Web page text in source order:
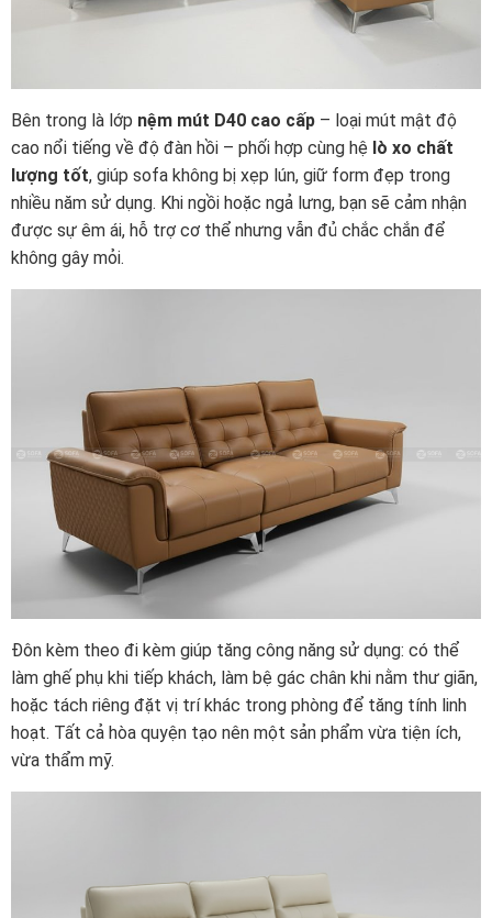
Bên trong là lớp nệm mút D40 cao cấp – loại mút mật độ
cao nổi tiếng về độ đàn hồi – phối hợp cùng hệ lò xo chất
lượng tốt, giúp sofa không bị xẹp lún, giữ form đẹp trong
nhiều năm sử dụng. Khi ngồi hoặc ngả lưng, bạn sẽ cảm nhận
được sự êm ái, hỗ trợ cơ thể nhưng vẫn đủ chắc chắn để
không gây mỏi.
Đôn kèm theo đi kèm giúp tăng công năng sử dụng: có thể
làm ghế phụ khi tiếp khách, làm bệ gác chân khi nằm thư giãn,
hoặc tách riêng đặt vị trí khác trong phòng để tăng tính linh
hoạt. Tất cả hòa quyện tạo nên một sản phẩm vừa tiện ích,
vừa thẩm mỹ.